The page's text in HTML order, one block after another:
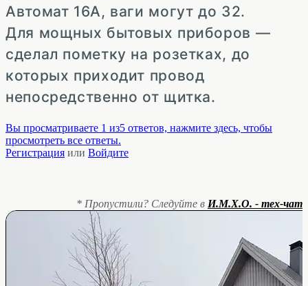
Автомат 16А, ваги могут до 32.
Для мощных бытовых приборов —
сделал пометку на розетках, до
которых приходит провод
непосредственно от щитка.
Вы просматриваете 1 из5 ответов, нажмите здесь, чтобы
просмотреть все ответы.
Регистрация или Войдите
* Пропустили? Следуйте в И.М.Х.О. - тех-чат